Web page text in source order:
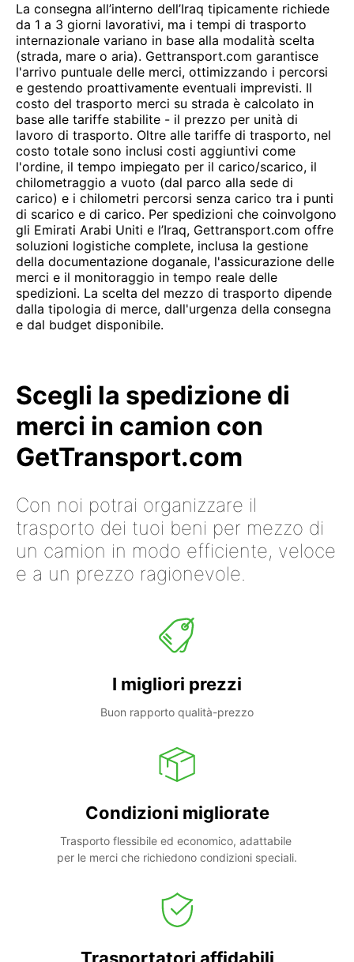
La consegna all’interno dell’Iraq tipicamente richiede
da 1 a 3 giorni lavorativi, ma i tempi di trasporto
internazionale variano in base alla modalità scelta
(strada, mare o aria). Gettransport.com garantisce
l'arrivo puntuale delle merci, ottimizzando i percorsi
e gestendo proattivamente eventuali imprevisti. Il
costo del trasporto merci su strada è calcolato in
base alle tariffe stabilite - il prezzo per unità di
lavoro di trasporto. Oltre alle tariffe di trasporto, nel
costo totale sono inclusi costi aggiuntivi come
l'ordine, il tempo impiegato per il carico/scarico, il
chilometraggio a vuoto (dal parco alla sede di
carico) e i chilometri percorsi senza carico tra i punti
di scarico e di carico. Per spedizioni che coinvolgono
gli Emirati Arabi Uniti e l’Iraq, Gettransport.com offre
soluzioni logistiche complete, inclusa la gestione
della documentazione doganale, l'assicurazione delle
merci e il monitoraggio in tempo reale delle
spedizioni. La scelta del mezzo di trasporto dipende
dalla tipologia di merce, dall'urgenza della consegna
e dal budget disponibile.
Scegli la spedizione di
merci in camion con
GetTransport.com
Con noi potrai organizzare il
trasporto dei tuoi beni per mezzo di
un camion in modo efficiente, veloce
e a un prezzo ragionevole.
I migliori prezzi
Buon rapporto qualità-prezzo
Condizioni migliorate
Trasporto flessibile ed economico, adattabile
per le merci che richiedono condizioni speciali.
Trasportatori affidabili